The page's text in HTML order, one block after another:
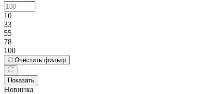
10
33
55
78
100
Очистить фильтр
Показать
Новинка